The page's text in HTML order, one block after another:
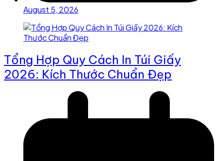
August 5, 2026
Tổng Hợp Quy Cách In Túi Giấy
2026: Kích Thước Chuẩn Đẹp